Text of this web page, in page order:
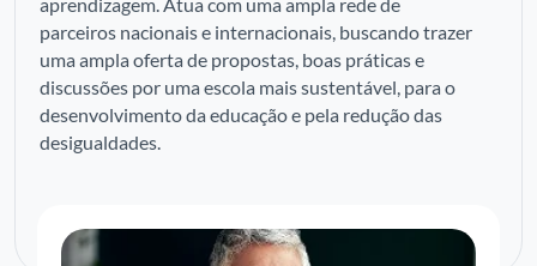
parceiros nacionais e internacionais, buscando trazer
uma ampla oferta de propostas, boas práticas e
discussões por uma escola mais sustentável, para o
desenvolvimento da educação e pela redução das
desigualdades.